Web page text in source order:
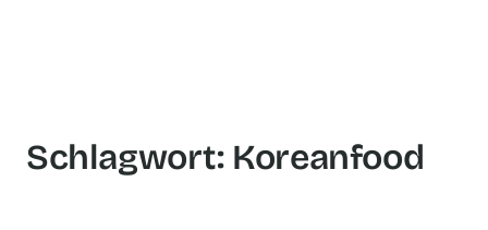
Schlagwort: Koreanfood